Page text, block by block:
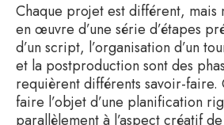
Chaque projet est différent, mais
en œuvre d’une série d’étapes
d’un script, l’organisation d’un
et la postproduction sont des
requièrent différents savoir-faire.
faire l’objet d’une planification
parallèlement à l’aspect créatif